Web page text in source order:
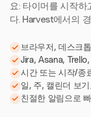
요: 타이머를 시작하
다. Harvest에서의
브라우저, 데스크
Jira, Asana,
시간 또는 시작/종
일, 주, 캘린더 보
친절한 알림으로